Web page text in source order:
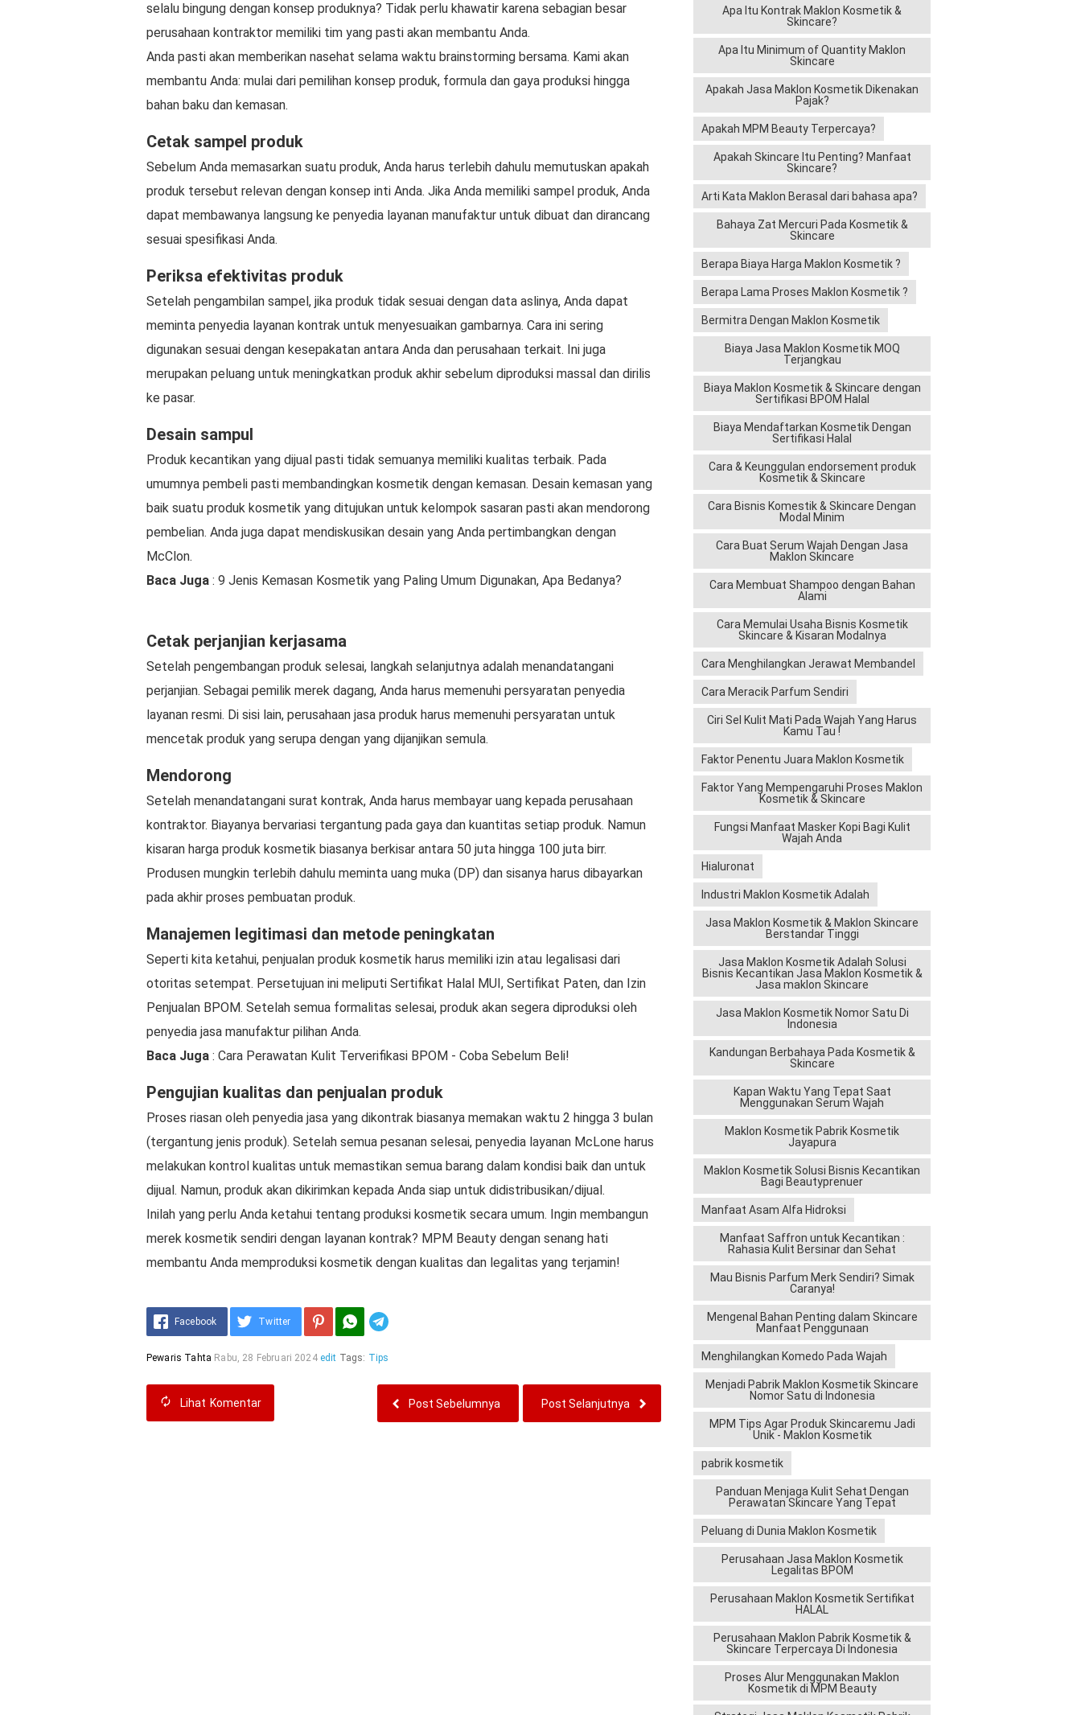
selalu bingung dengan konsep produknya? Tidak perlu khawatir karena sebagian besar
perusahaan kontraktor memiliki tim yang pasti akan membantu Anda.
Anda pasti akan memberikan nasehat selama waktu brainstorming bersama. Kami akan
membantu Anda: mulai dari pemilihan konsep produk, formula dan gaya produksi hingga
bahan baku dan kemasan.
Cetak sampel produk
Sebelum Anda memasarkan suatu produk, Anda harus terlebih dahulu memutuskan apakah
produk tersebut relevan dengan konsep inti Anda. Jika Anda memiliki sampel produk, Anda
dapat membawanya langsung ke penyedia layanan manufaktur untuk dibuat dan dirancang
sesuai spesifikasi Anda.
Periksa efektivitas produk
Setelah pengambilan sampel, jika produk tidak sesuai dengan data aslinya, Anda dapat
meminta penyedia layanan kontrak untuk menyesuaikan gambarnya. Cara ini sering
digunakan sesuai dengan kesepakatan antara Anda dan perusahaan terkait. Ini juga
merupakan peluang untuk meningkatkan produk akhir sebelum diproduksi massal dan dirilis
ke pasar.
Desain sampul
Produk kecantikan yang dijual pasti tidak semuanya memiliki kualitas terbaik. Pada
umumnya pembeli pasti membandingkan kosmetik dengan kemasan. Desain kemasan yang
baik suatu produk kosmetik yang ditujukan untuk kelompok sasaran pasti akan mendorong
pembelian. Anda juga dapat mendiskusikan desain yang Anda pertimbangkan dengan
McClon.
Baca Juga : 9 Jenis Kemasan Kosmetik yang Paling Umum Digunakan, Apa Bedanya?
Cetak perjanjian kerjasama
Setelah pengembangan produk selesai, langkah selanjutnya adalah menandatangani
perjanjian. Sebagai pemilik merek dagang, Anda harus memenuhi persyaratan penyedia
layanan resmi. Di sisi lain, perusahaan jasa produk harus memenuhi persyaratan untuk
mencetak produk yang serupa dengan yang dijanjikan semula.
Mendorong
Setelah menandatangani surat kontrak, Anda harus membayar uang kepada perusahaan
kontraktor. Biayanya bervariasi tergantung pada gaya dan kuantitas setiap produk. Namun
kisaran harga produk kosmetik biasanya berkisar antara 50 juta hingga 100 juta birr.
Produsen mungkin terlebih dahulu meminta uang muka (DP) dan sisanya harus dibayarkan
pada akhir proses pembuatan produk.
Manajemen legitimasi dan metode peningkatan
Seperti kita ketahui, penjualan produk kosmetik harus memiliki izin atau legalisasi dari
otoritas setempat. Persetujuan ini meliputi Sertifikat Halal MUI, Sertifikat Paten, dan Izin
Penjualan BPOM. Setelah semua formalitas selesai, produk akan segera diproduksi oleh
penyedia jasa manufaktur pilihan Anda.
Baca Juga : Cara Perawatan Kulit Terverifikasi BPOM - Coba Sebelum Beli!
Pengujian kualitas dan penjualan produk
Proses riasan oleh penyedia jasa yang dikontrak biasanya memakan waktu 2 hingga 3 bulan
(tergantung jenis produk). Setelah semua pesanan selesai, penyedia layanan McLone harus
melakukan kontrol kualitas untuk memastikan semua barang dalam kondisi baik dan untuk
dijual. Namun, produk akan dikirimkan kepada Anda siap untuk didistribusikan/dijual.
Inilah yang perlu Anda ketahui tentang produksi kosmetik secara umum. Ingin membangun
merek kosmetik sendiri dengan layanan kontrak? MPM Beauty dengan senang hati
membantu Anda memproduksi kosmetik dengan kualitas dan legalitas yang terjamin!
Facebook Twitter
Pewaris Tahta Rabu, 28 Februari 2024 edit Tags: Tips
Lihat Komentar Post Selanjutnya
Post Sebelumnya
Apa Itu Kontrak Maklon Kosmetik &
Skincare?
Apa Itu Minimum of Quantity Maklon
Skincare
Apakah Jasa Maklon Kosmetik Dikenakan
Pajak?
Apakah MPM Beauty Terpercaya?
Apakah Skincare Itu Penting? Manfaat
Skincare?
Arti Kata Maklon Berasal dari bahasa apa?
Bahaya Zat Mercuri Pada Kosmetik &
Skincare
Berapa Biaya Harga Maklon Kosmetik ?
Berapa Lama Proses Maklon Kosmetik ?
Bermitra Dengan Maklon Kosmetik
Biaya Jasa Maklon Kosmetik MOQ
Terjangkau
Biaya Maklon Kosmetik & Skincare dengan
Sertifikasi BPOM Halal
Biaya Mendaftarkan Kosmetik Dengan
Sertifikasi Halal
Cara & Keunggulan endorsement produk
Kosmetik & Skincare
Cara Bisnis Komestik & Skincare Dengan
Modal Minim
Cara Buat Serum Wajah Dengan Jasa
Maklon Skincare
Cara Membuat Shampoo dengan Bahan
Alami
Cara Memulai Usaha Bisnis Kosmetik
Skincare & Kisaran Modalnya
Cara Menghilangkan Jerawat Membandel
Cara Meracik Parfum Sendiri
Ciri Sel Kulit Mati Pada Wajah Yang Harus
Kamu Tau !
Faktor Penentu Juara Maklon Kosmetik
Faktor Yang Mempengaruhi Proses Maklon
Kosmetik & Skincare
Fungsi Manfaat Masker Kopi Bagi Kulit
Wajah Anda
Hialuronat
Industri Maklon Kosmetik Adalah
Jasa Maklon Kosmetik & Maklon Skincare
Berstandar Tinggi
Jasa Maklon Kosmetik Adalah Solusi
Bisnis Kecantikan Jasa Maklon Kosmetik &
Jasa maklon Skincare
Jasa Maklon Kosmetik Nomor Satu Di
Indonesia
Kandungan Berbahaya Pada Kosmetik &
Skincare
Kapan Waktu Yang Tepat Saat
Menggunakan Serum Wajah
Maklon Kosmetik Pabrik Kosmetik
Jayapura
Maklon Kosmetik Solusi Bisnis Kecantikan
Bagi Beautyprenuer
Manfaat Asam Alfa Hidroksi
Manfaat Saffron untuk Kecantikan :
Rahasia Kulit Bersinar dan Sehat
Mau Bisnis Parfum Merk Sendiri? Simak
Caranya!
Mengenal Bahan Penting dalam Skincare
Manfaat Penggunaan
Menghilangkan Komedo Pada Wajah
Menjadi Pabrik Maklon Kosmetik Skincare
Nomor Satu di Indonesia
MPM Tips Agar Produk Skincaremu Jadi
Unik - Maklon Kosmetik
pabrik kosmetik
Panduan Menjaga Kulit Sehat Dengan
Perawatan Skincare Yang Tepat
Peluang di Dunia Maklon Kosmetik
Perusahaan Jasa Maklon Kosmetik
Legalitas BPOM
Perusahaan Maklon Kosmetik Sertifikat
HALAL
Perusahaan Maklon Pabrik Kosmetik &
Skincare Terpercaya Di Indonesia
Proses Alur Menggunakan Maklon
Kosmetik di MPM Beauty